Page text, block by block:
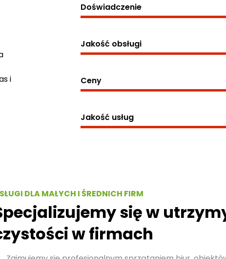
i
Doświadczenie
Jakość obsługi
Ceny
Jakość usług
DLA MAŁYCH I ŚREDNICH FIRM
się w
w firmach